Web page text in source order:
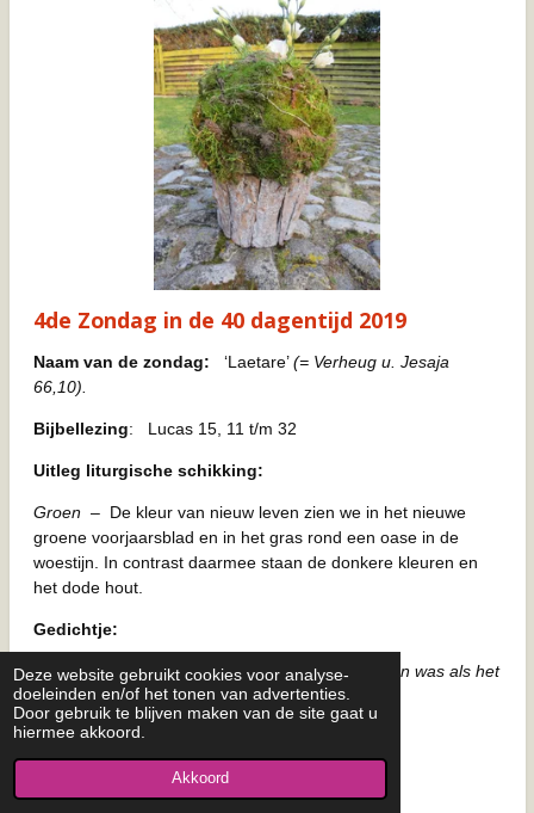
Deze website gebruikt cookies voor analyse-
doeleinden en/of het tonen van advertenties.
Door gebruik te blijven maken van de site gaat u
hiermee akkoord.
Akkoord
4de Zondag in de 40 dagentijd 2019
Naam van de zondag: ‘Laetare’(= Verheug u. Jesaja
66,10).
Bijbellezing: Lucas 15, 11 t/m 32
Uitleg liturgische schikking:
Groen– De kleur van nieuw leven zien we in het nieuwe
groene voorjaarsblad en in het gras rond een oase in de
woestijn. In contrast daarmee staan de donkere kleuren en
het dode hout.
Gedichtje:
‘Je verheugen, als leven zich toont in wat verloren was als het
gevonden wordt.’